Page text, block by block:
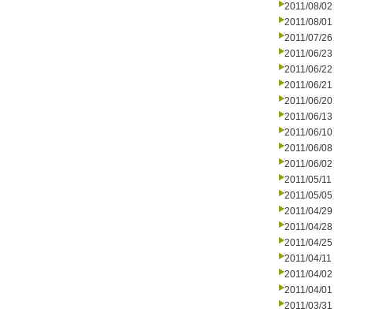
2011/08/02
2011/08/01
2011/07/26
2011/06/23
2011/06/22
2011/06/21
2011/06/20
2011/06/13
2011/06/10
2011/06/08
2011/06/02
2011/05/11
2011/05/05
2011/04/29
2011/04/28
2011/04/25
2011/04/11
2011/04/02
2011/04/01
2011/03/31